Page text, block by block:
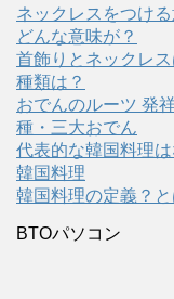
ネックレスをつけ
どんな意味が？
首飾りとネックレ
種類は？
おでんのルーツ 発
種・三大おでん
代表的な韓国料理
韓国料理
韓国料理の定義？
BTOパソコン